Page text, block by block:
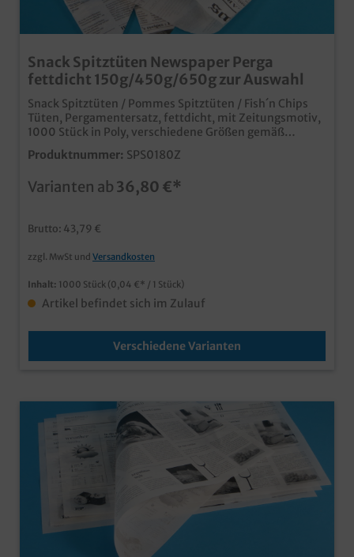
Snack Spitztüten Newspaper Perga
fettdicht 150g/450g/650g zur Auswahl
Snack Spitztüten / Pommes Spitztüten / Fish´n Chips
Tüten, Pergamentersatz, fettdicht, mit Zeitungsmotiv,
1000 Stück in Poly, verschiedene Größen gemäß
Auswahl 150g 180x250mm / 450g 265x370mm /
650g 300x380mm qualitative und umweltfreundliche
fettdichtes Pergamentersatzpapier 3 Größen bis XXL
Produktnummer: SPS0180Z
Varianten ab 36,80 €*
Brutto: 43,79 €
zzgl. MwSt und Versandkosten
Inhalt: 1000 Stück (0,04 €* / 1 Stück)
Artikel befindet sich im Zulauf
Verschiedene Varianten